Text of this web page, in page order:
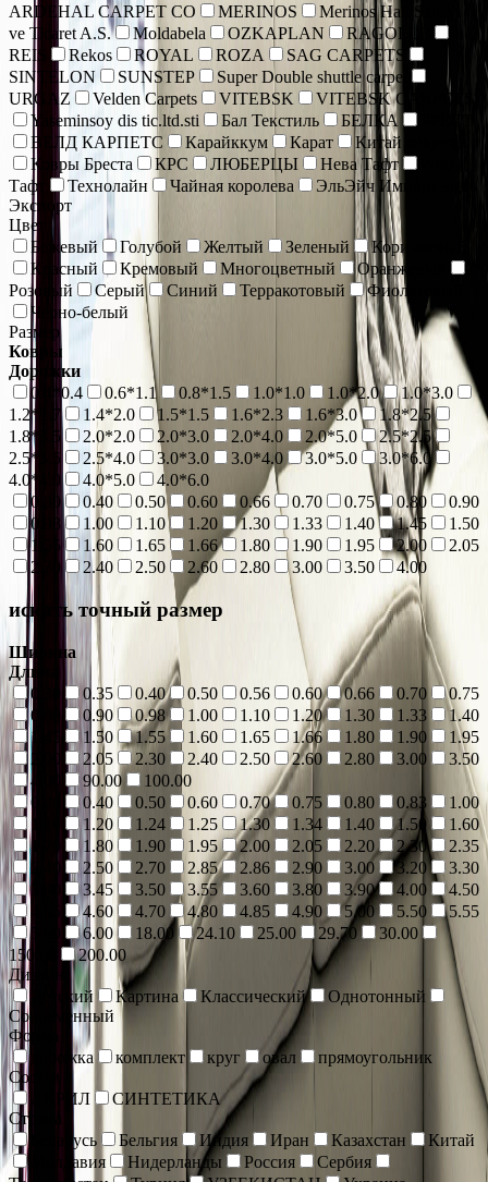
ARDEHAL CARPET CO
MERINOS
Merinos Hall Sanayi
ve Ticaret A.S.
Moldabela OZKAPLAN
RAGOLLE
REIS
Rekos ROYAL ROZA
SAG CARPETS
SINTELON
SUNSTEP
Super Double shuttle carpet
URGAZ
Velden Carpets VITEBSK
VITEBSK CARPETS
Yaseminsoy dis tic.ltd.sti
Бал Текстиль БЕЛКА
ВЕЛД КАРПЕТС
Карайккум Карат
Китай коврики
Ковры Бреста
КРС ЛЮБЕРЦЫ Нева Тафт
Тафт
Технолайн Чайная королева
ЭльЭйч Импорт энд
Экспорт
Цвет
Бежевый
Голубой Желтый Зеленый
Коричневый
Красный
Кремовый Многоцветный
Оранжевый
Розовый
Серый Синий Терракотовый
Фиолетовый
Черно-белый
Размер
Ковры
Дорожки
0.4*0.4
0.6*1.1 0.8*1.5 1.0*1.0 1.0*2.0
1.0*3.0
1.2*1.7
1.4*2.0 1.5*1.5 1.6*2.3 1.6*3.0
1.8*2.5
1.8*3.5
2.0*2.0 2.0*3.0 2.0*4.0 2.0*5.0
2.5*2.5
2.5*3.5
2.5*4.0 3.0*3.0 3.0*4.0 3.0*5.0
3.0*6.0
4.0*4.0
4.0*5.0
4.0*6.0
0.30
0.40 0.50 0.60 0.66 0.70 0.75 0.80
0.90
0.98
1.00 1.10 1.20 1.30 1.33 1.40 1.45
1.50
1.55
1.60 1.65 1.66 1.80 1.90 1.95 2.00
2.05
2.30
2.40 2.50 2.60 2.80 3.00 3.50 4.00
искать точный размер
Ширина
Длина
0.30
0.35 0.40 0.50 0.56 0.60 0.66 0.70
0.75
0.80
0.90 0.98 1.00 1.10 1.20 1.30 1.33
1.40
1.45
1.50 1.55 1.60 1.65 1.66 1.80 1.90
1.95
2.00
2.05 2.30 2.40 2.50 2.60 2.80 3.00
3.50
4.00
90.00
100.00
0.30
0.40 0.50 0.60 0.70 0.75 0.80 0.83
1.00
1.10
1.20 1.24 1.25 1.30 1.34 1.40 1.50
1.60
1.70
1.80 1.90 1.95 2.00 2.05 2.20 2.30
2.35
2.40
2.50 2.70 2.85 2.86 2.90 3.00 3.20
3.30
3.40
3.45 3.50 3.55 3.60 3.80 3.90 4.00
4.50
4.55
4.60 4.70 4.80 4.85 4.90 5.00 5.50
5.55
5.60
6.00 18.00 24.10 25.00 29.70
30.00
150.00
200.00
Дизайн
Детский
Картина Классический
Однотонный
Современный
Форма
дорожка
комплект круг овал
прямоугольник
Состав
АКРИЛ
СИНТЕТИКА
Страна
Беларусь
Бельгия Индия Иран Казахстан
Китай
Молдавия
Нидерланды Россия
Сербия